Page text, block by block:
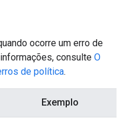
ocorre um erro de
consulte O
de política.
Exemplo